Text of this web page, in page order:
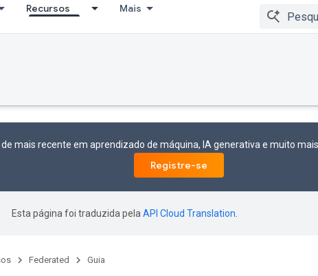
Recursos Mais
mais recente em aprendizado de máquina, IA generativa e muito
Registre-se
Esta página foi traduzida pela API Cloud Translation
Federated Guia